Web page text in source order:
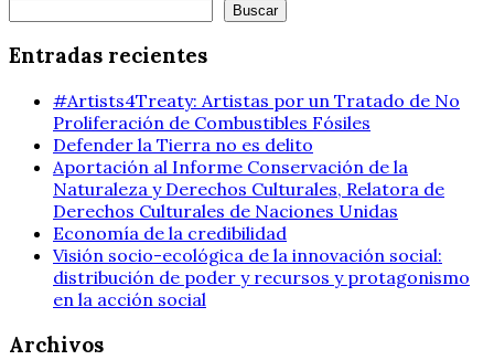
Buscar
Entradas recientes
#Artists4Treaty: Artistas por un Tratado de No
Proliferación de Combustibles Fósiles
Defender la Tierra no es delito
Aportación al Informe Conservación de la
Naturaleza y Derechos Culturales, Relatora de
Derechos Culturales de Naciones Unidas
Economía de la credibilidad
Visión socio-ecológica de la innovación social:
distribución de poder y recursos y protagonismo
en la acción social
Archivos